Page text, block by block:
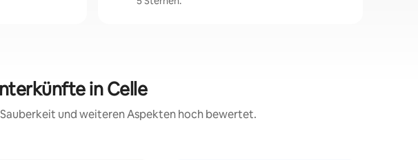
in Celle
und weiteren Aspekten hoch bewertet.